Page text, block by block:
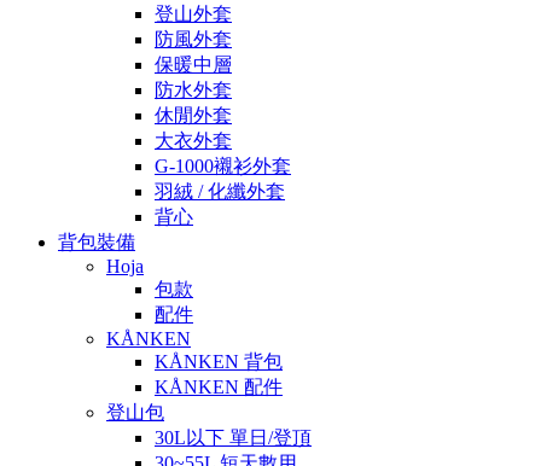
登山外套
防風外套
保暖中層
防水外套
休閒外套
大衣外套
G-1000襯衫外套
羽絨 / 化纖外套
背心
背包裝備
Hoja
包款
配件
KÅNKEN
KÅNKEN 背包
KÅNKEN 配件
登山包
30L以下 單日/登頂